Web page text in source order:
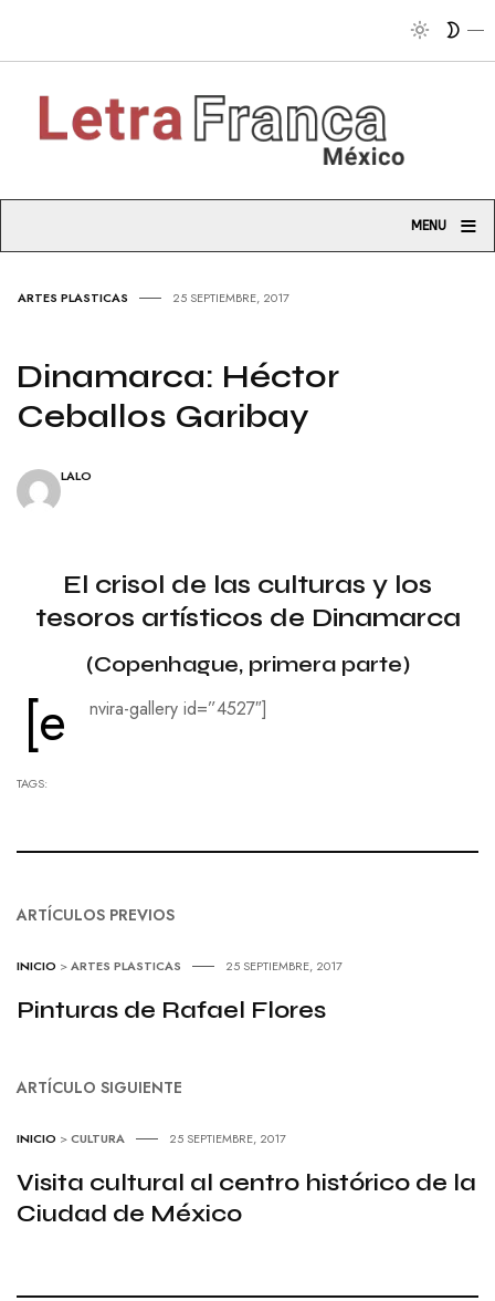
MENU ≡
ARTES PLASTICAS 25 SEPTIEMBRE, 2017
Dinamarca: Héctor
Ceballos Garibay
LALO
El crisol de las culturas y los
tesoros artísticos de Dinamarca
(Copenhague, primera parte)
[e nvira-gallery id=”4527″]
TAGS:
ARTÍCULOS PREVIOS
INICIO >ARTES PLASTICAS 25 SEPTIEMBRE, 2017
Pinturas de Rafael Flores
ARTÍCULO SIGUIENTE
INICIO >CULTURA 25 SEPTIEMBRE, 2017
Visita cultural al centro histórico de la
Ciudad de México